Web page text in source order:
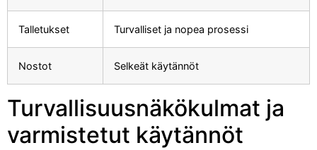
Talletukset Turvalliset ja nopea prosessi
Nostot Selkeät käytännöt
Turvallisuusnäkökulmat ja
varmistetut käytännöt